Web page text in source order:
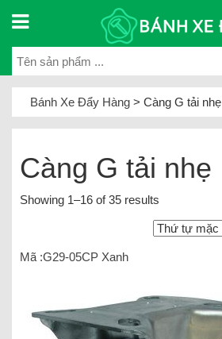
Bánh Xe Đẩy Hàng > Càng G tải nhẹ
Càng G tải nhẹ
Showing 1–16 of 35 results
Mã :G29-05CP Xanh